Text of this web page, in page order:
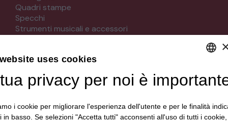
Quadri stampe
Specchi
Strumenti musicali e accessori
Seguici su
DEFAULT LANGUAGE
ITALIAN
uses cookies
privacy per noi è
i cookie per migliorare l'esperienza dell'utente e per le finalità
in basso. Se selezioni "Accetta tutti" acconsenti all'uso di tutti i